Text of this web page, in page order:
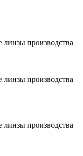
производства
производства
производства